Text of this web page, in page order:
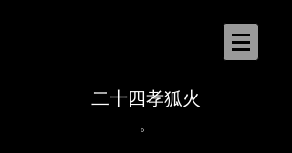
二十四孝狐火
。